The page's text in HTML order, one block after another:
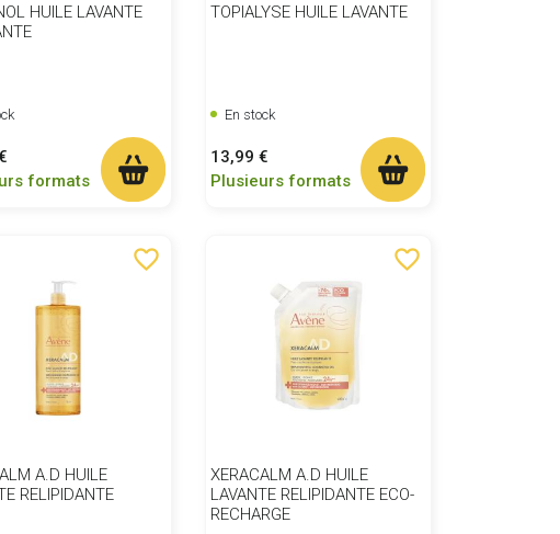
HUILE LAVANTE
formats
TOPIALYSE HUILE LAVANTE
En stock
Prix
13,99 €
Plusieurs formats
favorite_border
A.D HUILE
RELIPIDANTE
favorite_border
XERACALM A.D HUILE
LAVANTE RELIPIDANTE ECO-
RECHARGE